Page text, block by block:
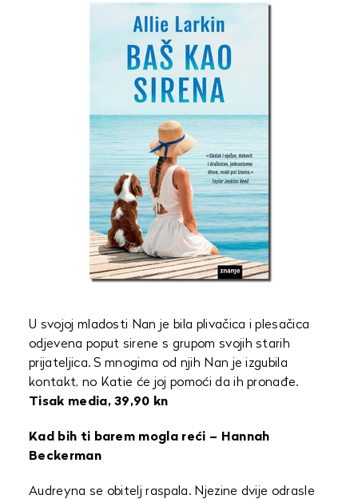
U svojoj mladosti Nan je bila plivačica i plesačica
odjevena poput sirene s grupom svojih starih
prijateljica. S mnogima od njih Nan je izgubila
kontakt, no Katie će joj pomoći da ih pronađe.
Tisak media, 39,90 kn
Kad bih ti barem mogla reći – Hannah
Beckerman
Audreyna se obitelj raspala. Njezine dvije odrasle